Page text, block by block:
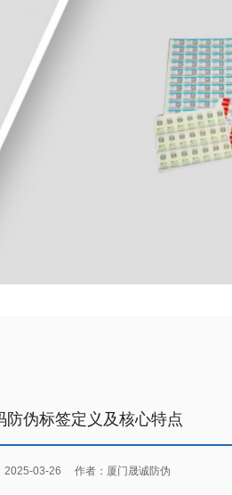
防伪标签定义及核心特点
2025-03-26 作者：厦门晟诚防伪